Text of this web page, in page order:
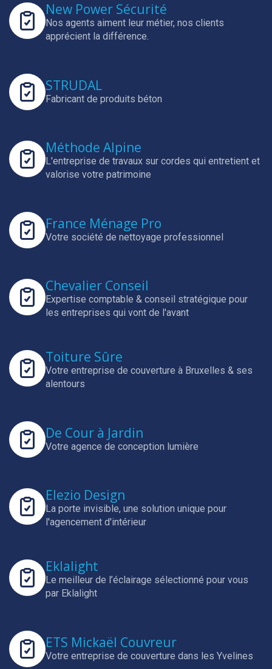
New Power Sécurité
Nos agents aiment leur métier, nos clients
apprécient la différence.
STRUDAL
Fabricant de produits béton
Méthode Alpine
L'entreprise de travaux sur cordes qui entretient et
valorise votre patrimoine
France Ménage Pro
Votre société de nettoyage professionnel
Chevalier Conseil
Expertise comptable & conseil stratégique pour
les entreprises qui vont de l'avant
Toiture Sûre
Votre entreprise de couverture à Bruxelles & ses
alentours
De Cour à Jardin
Votre agence de conception lumière
Elezio Design
La porte invisible, une solution unique pour
l'agencement d'intérieur
Eklalight
Le meilleur de l’éclairage sélectionné pour vous
par Eklalight
ETS Mickaël Couvreur
Votre entreprise de couverture dans les Yvelines